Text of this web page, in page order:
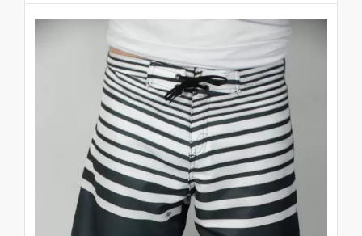
O jeans estampado foi mais que uma
descoberta para o Alto Verão. Esta
tendência invadiu as outras estações com
reajustes de cores e estampas. Aí é que
está a mágica desta peça: é útil em
diversas épocas. É uma moda reciclável
com uma releitura dos novos tempos e que
pode ser reinventada a todo o momento, já
que é baseada na pesquisa de tendências
gerais, principalmente de estampas.